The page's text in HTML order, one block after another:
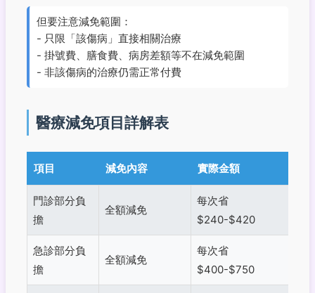
但要注意減免範圍：
- 只限「該傷病」直接相關治療
- 掛號費、膳食費、病房差額等不在減免範圍
- 非該傷病的治療仍需正常付費
醫療減免項目詳解表
項目 減免內容 實際金額
門診部分負
擔
全額減免
每次省
$240-$420
急診部分負
擔
全額減免
每次省
$400-$750